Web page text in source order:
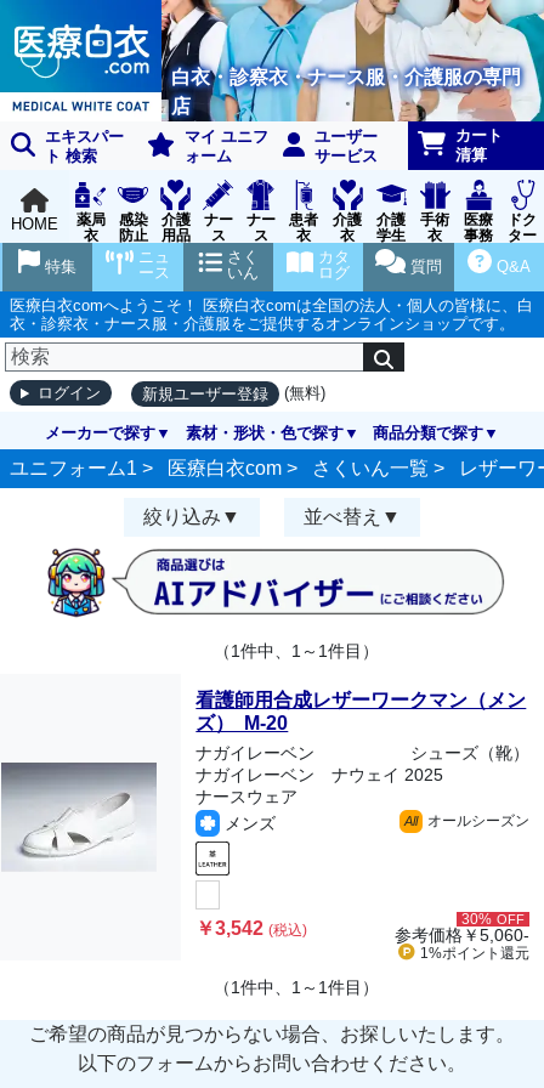
白衣・診察衣・ナース服・介護服の専門
店
エキスパー
ト 検索
マイ ユニフ
ォーム
ユーザー
サービス
カート
清算
HOME
薬局
衣
感染
防止
用品
介護
用品
ナー
ス
グッ
ズ
ナー
ス
ウェ
ア
患者
衣
介護
衣
介護
学生
実習
衣
手術
衣
医療
事務
受付
ドク
ター
ア
Q&A
質問
カタ
ログ
さく
いん
ニュ
ース
特集
医療白衣comへようこそ！ 医療白衣comは全国の法人・個人の皆様に、白
衣・診察衣・ナース服・介護服をご提供するオンラインショップです。
ログイン 新規ユーザー登録 (無料)
メーカーで探す 素材・形状・色で探す 商品分類で探す
ユニフォーム1 > 医療白衣com > さくいん一覧 > レザーワ
絞り込み 並べ替え
（1件中、1～1件目）
看護師用合成レザーワークマン（メン
ズ） M-20
ナガイレーベン
シューズ（靴）
ナガイレーベン ナウェイ 2025
ナースウェア
メンズ
All オールシーズン
￥3,542(税込)
30% OFF
参考価格￥5,060-
1%ポイント 還元
（1件中、1～1件目）
ご希望の商品が見つからない場合、お探しいたします。
以下のフォームからお問い合わせください。